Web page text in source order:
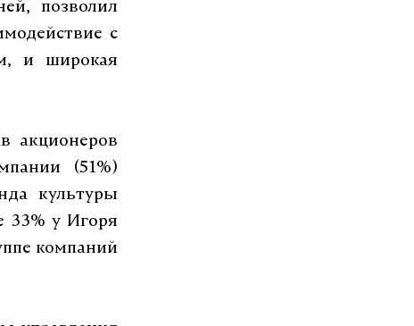
позволил
с
и широкая
акционеров
(51%)
культуры
33% у Игоря
компаний